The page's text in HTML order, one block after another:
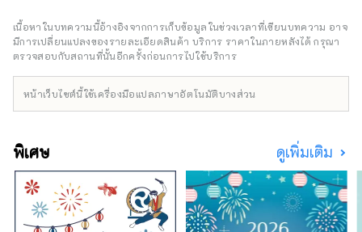
เนื้อหาในบทความนี้อ้างอิงจากการเก็บข้อมูลในช่วงเวลาที่เขียนบทความ อาจ
มีการเปลี่ยนแปลงของรายละเอียดสินค้า บริการ ราคาในภายหลังได้ กรุณา
ตรวจสอบกับสถานที่นั้นอีกครั้งก่อนการไปใช้บริการ
หน้าเว็บไซต์นี้ใช้เครื่องมือแปลภาษาอัตโนมัติบางส่วน
พิเศษ ดูเพิ่มเติม